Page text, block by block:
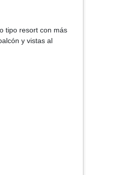
tipo resort con más
y vistas al